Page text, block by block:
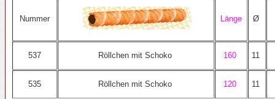
Nummer Länge Ø
537 Röllchen mit Schoko 160 11
535 Röllchen mit Schoko 120 11